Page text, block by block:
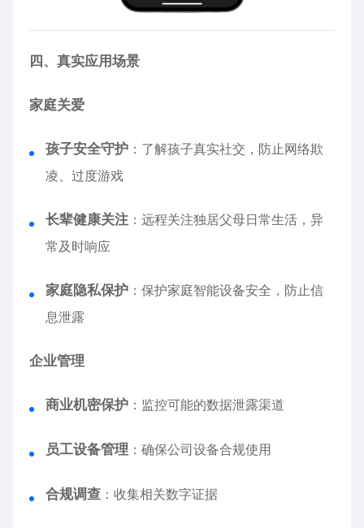
四、真实应用场景
家庭关爱
孩子安全守护 ：了解孩子真实社交，防止网络欺
凌、过度游戏
长辈健康关注 ：远程关注独居父母日常生活，异
常及时响应
家庭隐私保护 ：保护家庭智能设备安全，防止信
息泄露
企业管理
商业机密保护 ：监控可能的数据泄露渠道
员工设备管理 ：确保公司设备合规使用
合规调查 ：收集相关数字证据